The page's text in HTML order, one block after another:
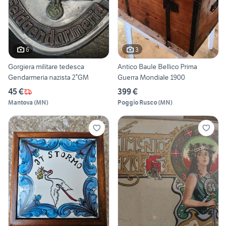
6
Gorgiera militare tedesca
Gendarmeria nazista 2°GM
45 €
Mantova (MN)
3
Antico Baule Bellico Prima
Guerra Mondiale 1900
399 €
Poggio Rusco(MN)